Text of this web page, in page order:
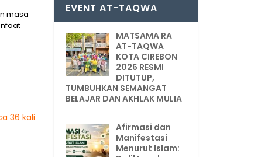
masa
36 kali
EVENT AT-TAQWA
MATSAMA RA
AT-TAQWA
KOTA CIREBON
2026 RESMI
DITUTUP,
TUMBUHKAN SEMANGAT
BELAJAR DAN AKHLAK MULIA
Afirmasi dan
Manifestasi
Menurut Islam: